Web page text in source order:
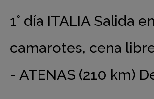
1° día ITALIA Salida
camarotes, cena
- ATENAS (210 km)